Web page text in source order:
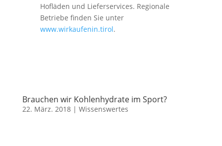
Hofläden und Lieferservices. Regionale
Betriebe finden Sie unter
www.wirkaufenin.tirol.
Brauchen wir Kohlenhydrate im Sport?
22. März. 2018| Wissenswertes